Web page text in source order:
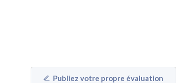
Publiez votre propre évaluation